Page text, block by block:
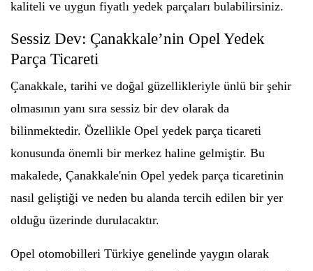
kaliteli ve uygun fiyatlı yedek parçaları bulabilirsiniz.
Sessiz Dev: Çanakkale’nin Opel Yedek
Parça Ticareti
Çanakkale, tarihi ve doğal güzellikleriyle ünlü bir şehir
olmasının yanı sıra sessiz bir dev olarak da
bilinmektedir. Özellikle Opel yedek parça ticareti
konusunda önemli bir merkez haline gelmiştir. Bu
makalede, Çanakkale'nin Opel yedek parça ticaretinin
nasıl geliştiği ve neden bu alanda tercih edilen bir yer
olduğu üzerinde durulacaktır.
Opel otomobilleri Türkiye genelinde yaygın olarak